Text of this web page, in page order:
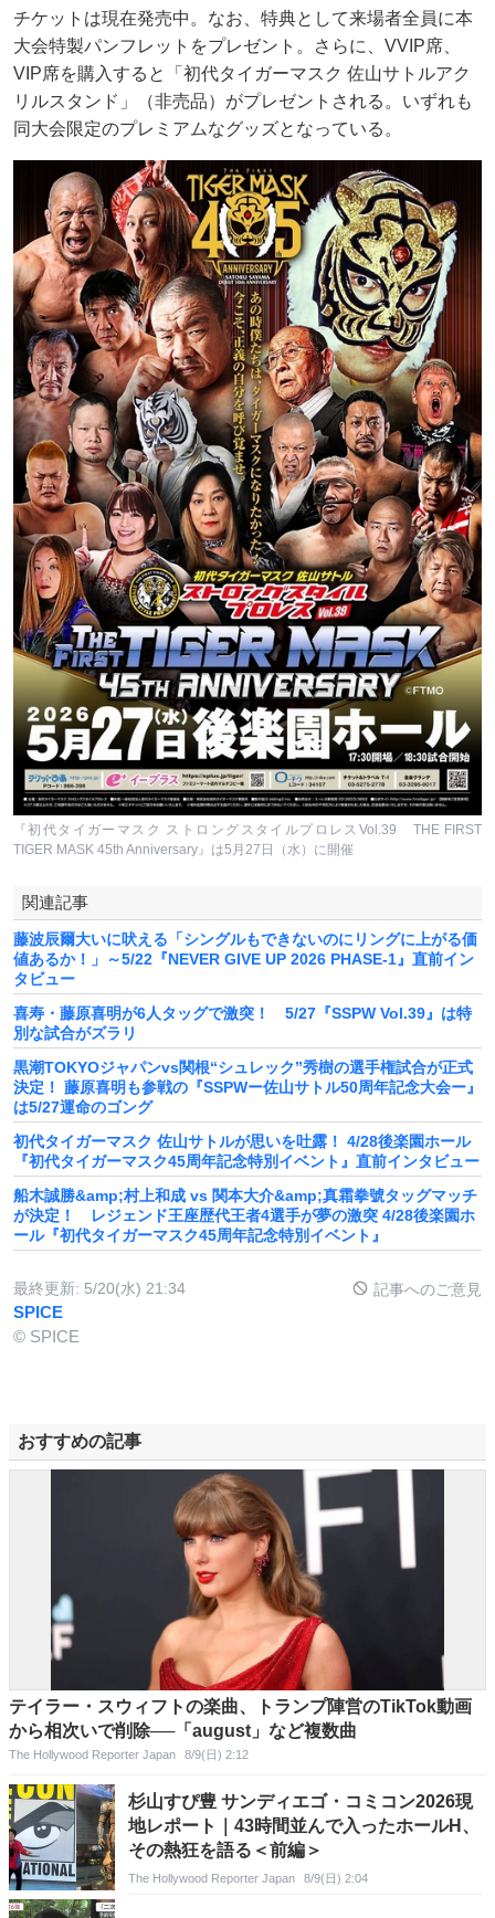
チケットは現在発売中。なお、特典として来場者全員に本
大会特製パンフレットをプレゼント。さらに、VVIP席、
VIP席を購入すると「初代タイガーマスク 佐山サトルアク
リルスタンド」（非売品）がプレゼントされる。いずれも
同大会限定のプレミアムなグッズとなっている。
『初代タイガーマスク ストロングスタイルプロレスVol.39 THE FIRST
TIGER MASK 45th Anniversary』は5月27日（水）に開催
関連記事
藤波辰爾大いに吠える「シングルもできないのにリングに上がる価
値あるか！」～5/22『NEVER GIVE UP 2026 PHASE-1』直前イン
タビュー
喜寿・藤原喜明が6人タッグで激突！ 5/27『SSPW Vol.39』は特
別な試合がズラリ
黒潮TOKYOジャパンvs関根“シュレック”秀樹の選手権試合が正式
決定！ 藤原喜明も参戦の『SSPWー佐山サトル50周年記念大会ー』
は5/27運命のゴング
初代タイガーマスク 佐山サトルが思いを吐露！ 4/28後楽園ホール
『初代タイガーマスク45周年記念特別イベント』直前インタビュー
船木誠勝&amp;村上和成 vs 関本大介&amp;真霜拳號タッグマッチ
が決定！ レジェンド王座歴代王者4選手が夢の激突 4/28後楽園ホ
ール『初代タイガーマスク45周年記念特別イベント』
最終更新: 5/20(水) 21:34 記事へのご意見
SPICE
© SPICE
おすすめの記事
テイラー・スウィフトの楽曲、トランプ陣営のTikTok動画
から相次いで削除──「august」など複数曲
The Hollywood Reporter Japan 8/9(日) 2:12
杉山すぴ豊 サンディエゴ・コミコン2026現
地レポート｜43時間並んで入ったホールH、
その熱狂を語る＜前編＞
The Hollywood Reporter Japan 8/9(日) 2:04